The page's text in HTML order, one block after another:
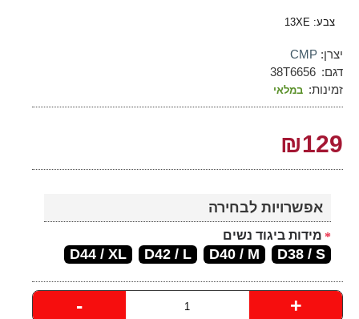
צבע: 13XE
יצרן: CMP
דגם: 38T6656
זמינות: במלאי
₪129
אפשרויות לבחירה
מידות ביגוד נשים
D38 / S
D40 / M
D42 / L
D44 / XL
- +